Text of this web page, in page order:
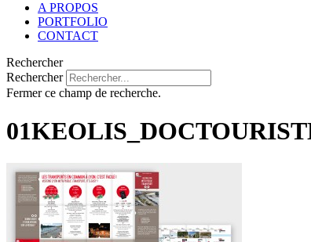
A PROPOS
PORTFOLIO
CONTACT
Rechercher
Rechercher
Fermer ce champ de recherche.